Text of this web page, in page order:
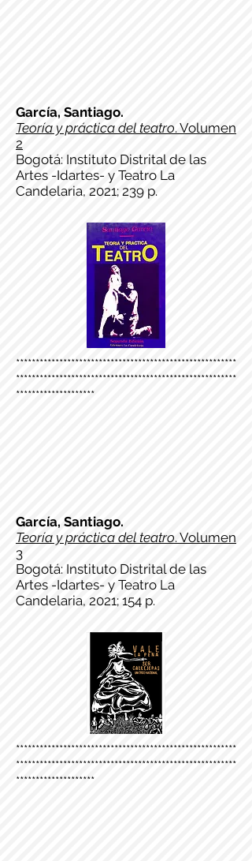
García, Santiago.
Teoría y práctica del teatro. Volumen
2
Bogotá: Instituto Distrital de las
Artes -Idartes- y Teatro La
Candelaria, 2021; 239 p.
********************************************************
********************************************************
********************
García, Santiago.
Teoría y práctica del teatro. Volumen
3
Bogotá: Instituto Distrital de las
Artes -Idartes- y Teatro La
Candelaria, 2021; 154 p.
********************************************************
********************************************************
********************